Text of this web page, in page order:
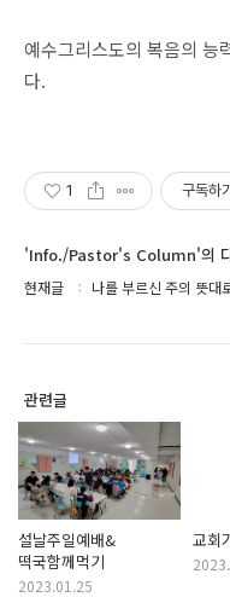
예수그리스도의 복음의 능
다.
1 구독하기
'Info./Pastor's Column'의
현재글 나를 부르신 주의 뜻대
관련글
설날주일예배&
떡국함께먹기
2023.01.25
교회